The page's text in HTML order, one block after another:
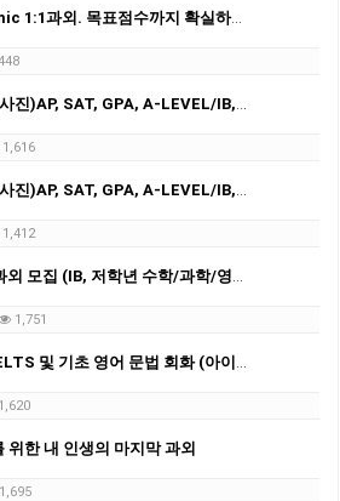
1:1과외. 목표점수까지 확실하게!
A-LEVEL/IB, GCSE 전 교과 비대면 수업, INSPIRICA ACADEMY
1,616
A-LEVEL/IB, GCSE 전 교과 비대면 수업, INSPIRICA ACADEMY
1,412
(IB, 저학년 수학/과학/영어, 학교 과제 도움)‼️
1,751
및 기초 영어 문법 회화 (아이엘츠)
1,620
위한 내 인생의 마지막 과외
1,695